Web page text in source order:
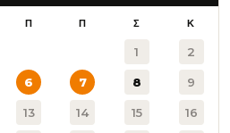
Π Π Σ Κ
1 2
6 7 8 9
13 14 15 16